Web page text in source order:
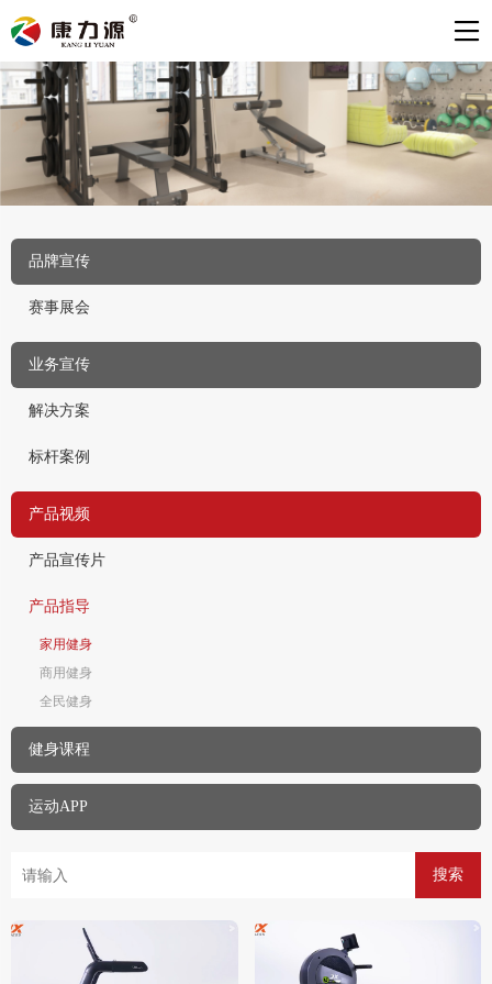
品牌宣传
赛事展会
业务宣传
解决方案
标杆案例
产品视频
产品宣传片
产品指导
家用健身
商用健身
全民健身
健身课程
运动APP
搜索